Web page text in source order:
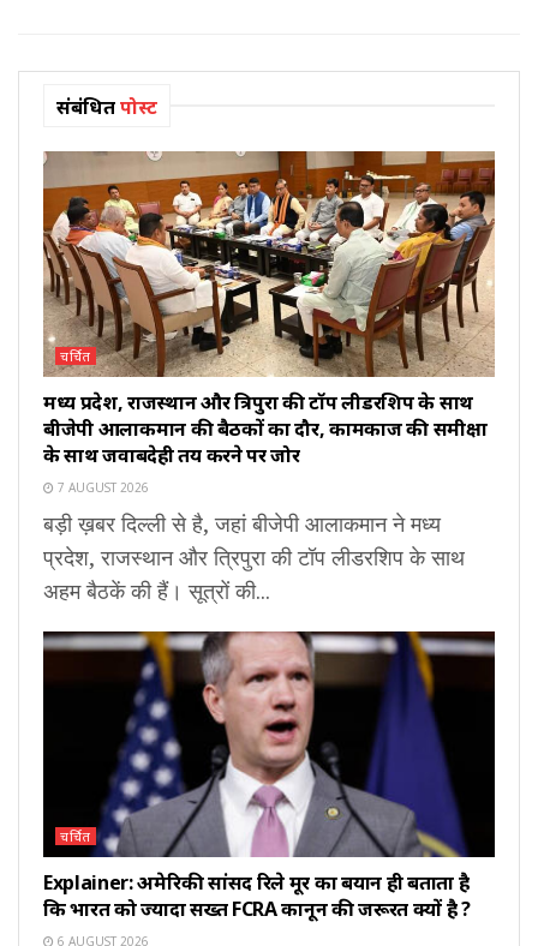
संबंधितपोस्ट
चर्चित
मध्य प्रदेश, राजस्थान और त्रिपुरा की टॉप लीडरशिप के साथ
बीजेपी आलाकमान की बैठकों का दौर, कामकाज की समीक्षा
के साथ जवाबदेही तय करने पर जोर
7 AUGUST 2026
बड़ी ख़बर दिल्ली से है, जहां बीजेपी आलाकमान ने मध्य
प्रदेश, राजस्थान और त्रिपुरा की टॉप लीडरशिप के साथ
अहम बैठकें की हैं। सूत्रों की...
चर्चित
Explainer: अमेरिकी सांसद रिले मूर का बयान ही बताता है
कि भारत को ज्यादा सख्त FCRA कानून की जरूरत क्यों है ?
6 AUGUST 2026